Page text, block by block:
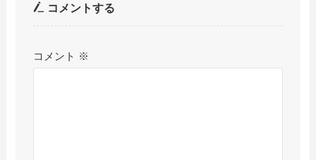
コメントする
コメント ※